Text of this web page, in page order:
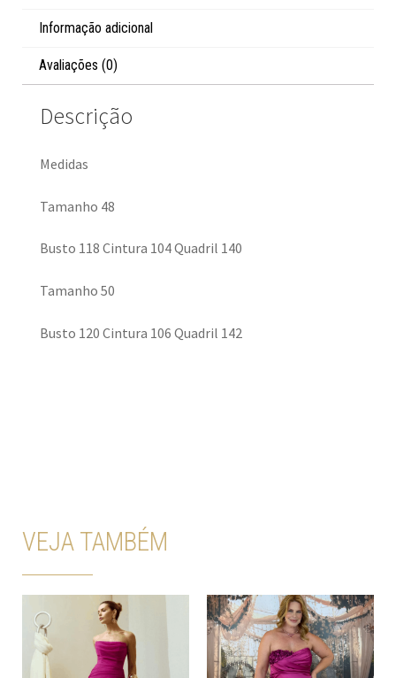
Informação adicional
Avaliações (0)
Descrição
Medidas
Tamanho 48
Busto 118 Cintura 104 Quadril 140
Tamanho 50
Busto 120 Cintura 106 Quadril 142
VEJA TAMBÉM